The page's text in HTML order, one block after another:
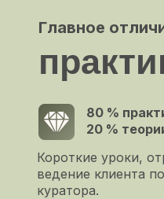
Главное
80 %
20 %
Короткие уроки,
ведение клиента
куратора.